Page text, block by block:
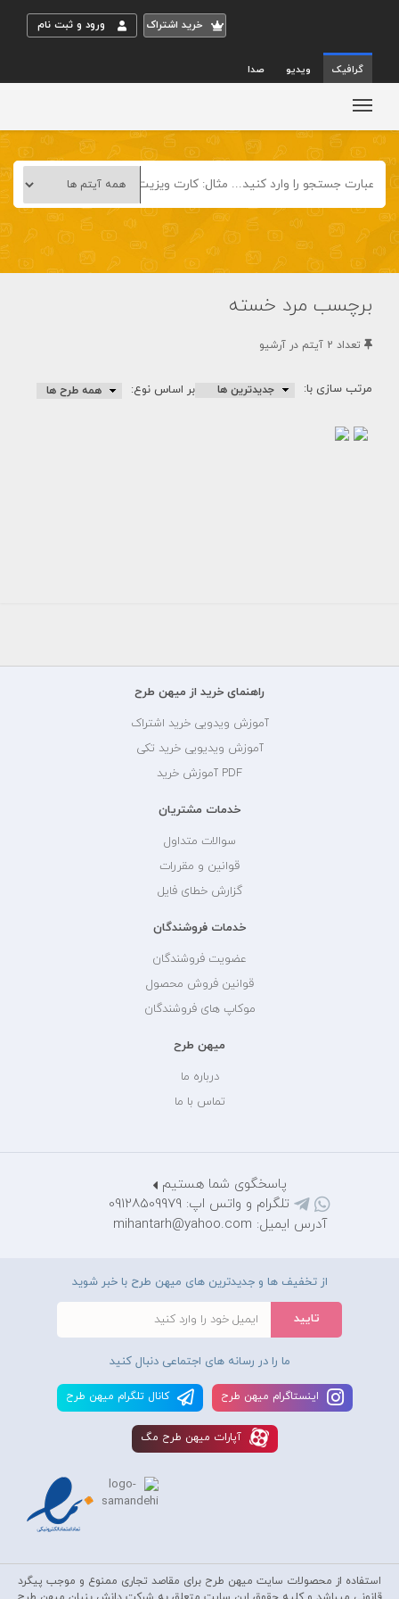
خريد اشتراک ورود و ثبت نام
گرافیک ویدیو صدا
برچسب مرد خسته
تعداد 2 آيتم در آرشيو
مرتب سازی با: بر اساس نوع:
راهنمای خرید از میهن طرح
آموزش ویدویی خرید اشتراک
آموزش ویدیویی خرید تکی
PDF آموزش خرید
خدمات مشتریان
سوالات متداول
قوانین و مقررات
گزارش خطای فایل
خدمات فروشندگان
عضویت فروشندگان
قوانین فروش محصول
موکاپ های فروشندگان
میهن طرح
درباره ما
تماس با ما
پاسخگوی شما هستیم
تلگرام و واتس اپ: 09128509979
آدرس ایمیل: mihantarh@yahoo.com
از تخفیف ها و جدیدترین های میهن طرح با خبر شوید
ما را در رسانه های اجتماعی دنبال کنید
اينستاگرام ميهن طرح کانال تلگرام ميهن طرح
آپارات ميهن طرح مگ
استفاده از محصولات سايت میهن طرح برای مقاصد تجاری ممنوع و موجب پیگرد